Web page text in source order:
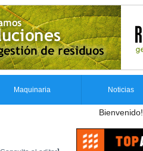
Maquinaria Noticias
Bienvenido!